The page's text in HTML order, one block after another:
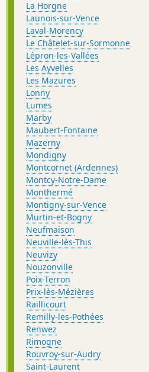
La Horgne
Launois-sur-Vence
Laval-Morency
Le Châtelet-sur-Sormonne
Lépron-les-Vallées
Les Ayvelles
Les Mazures
Lonny
Lumes
Marby
Maubert-Fontaine
Mazerny
Mondigny
Montcornet (Ardennes)
Montcy-Notre-Dame
Monthermé
Montigny-sur-Vence
Murtin-et-Bogny
Neufmaison
Neuville-lès-This
Neuvizy
Nouzonville
Poix-Terron
Prix-lès-Mézières
Raillicourt
Remilly-les-Pothées
Renwez
Rimogne
Rouvroy-sur-Audry
Saint-Laurent